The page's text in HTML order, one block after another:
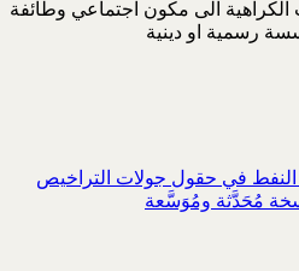
الى مكون اجتماعي وطائفة
رسمية او دينية
النفط في حقول جولات التراخيص
نسخة مُحَدَّثة ومُوَسَّعة